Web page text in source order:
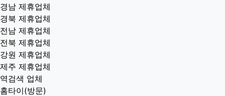
경남 제휴업체
경북 제휴업체
전남 제휴업체
전북 제휴업체
강원 제휴업체
제주 제휴업체
역검색 업체
홈타이(방문)